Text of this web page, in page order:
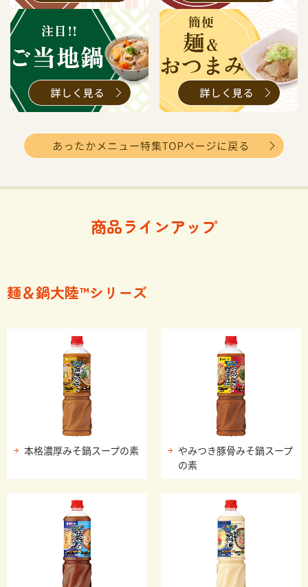
商品ラインアップ
麺＆鍋大陸™シリーズ
本格濃厚みそ鍋スープの素
やみつき豚骨みそ鍋スープ
の素